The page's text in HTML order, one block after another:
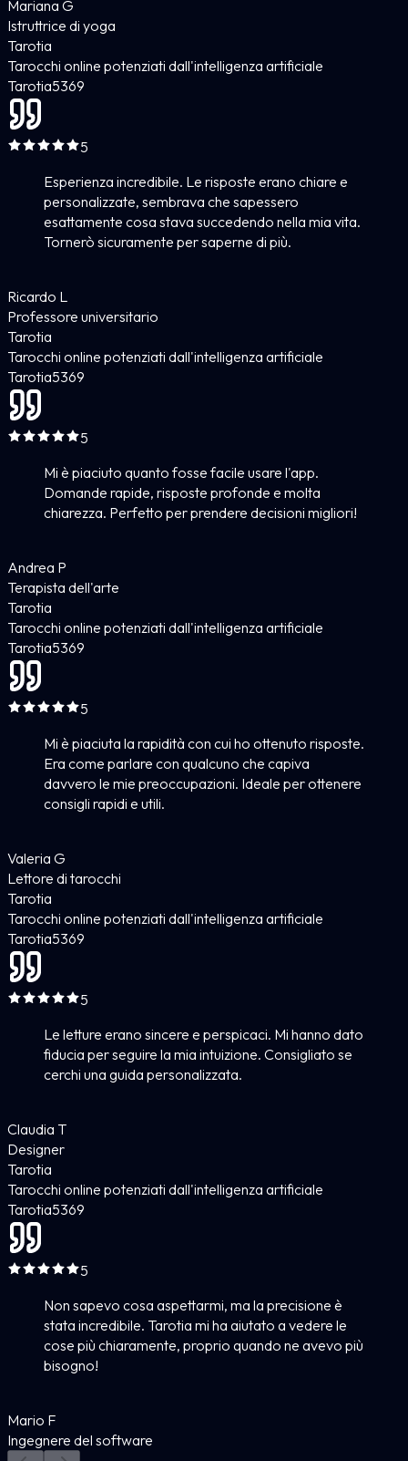
Mariana G
Istruttrice di yoga
Tarotia
Tarocchi online potenziati dall'intelligenza artificiale
Tarotia5369
5
Esperienza incredibile. Le risposte erano chiare e
personalizzate, sembrava che sapessero
esattamente cosa stava succedendo nella mia vita.
Tornerò sicuramente per saperne di più.
Ricardo L
Professore universitario
Tarotia
Tarocchi online potenziati dall'intelligenza artificiale
Tarotia5369
5
Mi è piaciuto quanto fosse facile usare l'app.
Domande rapide, risposte profonde e molta
chiarezza. Perfetto per prendere decisioni migliori!
Andrea P
Terapista dell'arte
Tarotia
Tarocchi online potenziati dall'intelligenza artificiale
Tarotia5369
5
Mi è piaciuta la rapidità con cui ho ottenuto risposte.
Era come parlare con qualcuno che capiva
davvero le mie preoccupazioni. Ideale per ottenere
consigli rapidi e utili.
Valeria G
Lettore di tarocchi
Tarotia
Tarocchi online potenziati dall'intelligenza artificiale
Tarotia5369
5
Le letture erano sincere e perspicaci. Mi hanno dato
fiducia per seguire la mia intuizione. Consigliato se
cerchi una guida personalizzata.
Claudia T
Designer
Tarotia
Tarocchi online potenziati dall'intelligenza artificiale
Tarotia5369
5
Non sapevo cosa aspettarmi, ma la precisione è
stata incredibile. Tarotia mi ha aiutato a vedere le
cose più chiaramente, proprio quando ne avevo più
bisogno!
Mario F
Ingegnere del software